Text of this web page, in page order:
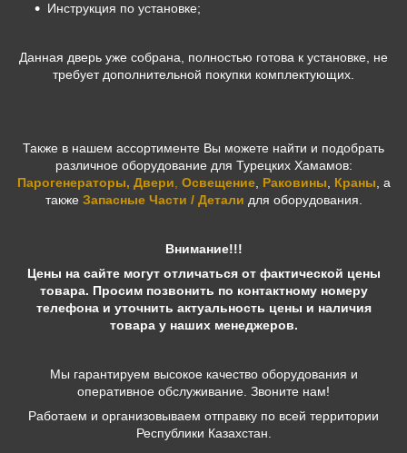
Инструкция по установке;
Данная дверь уже собрана, полностью готова к установке, не
требует дополнительной покупки комплектующих.
Также в нашем ассортименте Вы можете найти и подобрать
различное оборудование для Турецких Хамамов:
Парогенераторы, Двери, Освещение, Раковины, Краны, а
также Запасные Части / Детали для оборудования.
Внимание!!!
Цены на сайте могут отличаться от фактической цены
товара. Просим позвонить по контактному номеру
телефона и уточнить актуальность цены и наличия
товара у наших менеджеров.
Мы гарантируем высокое качество оборудования и
оперативное обслуживание. Звоните нам!
Работаем и организовываем отправку по всей территории
Республики Казахстан.